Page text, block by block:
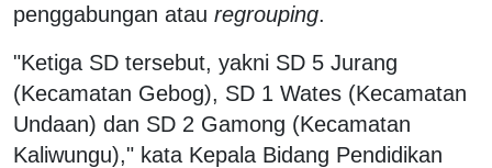
penggabungan atau regrouping.
"Ketiga SD tersebut, yakni SD 5 Jurang
(Kecamatan Gebog), SD 1 Wates (Kecamatan
Undaan) dan SD 2 Gamong (Kecamatan
Kaliwungu)," kata Kepala Bidang Pendidikan